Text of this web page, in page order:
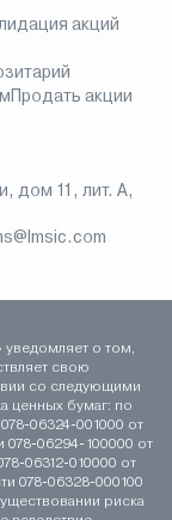
акций
Продать акции
дом 11, лит. А,
о том,
свою
со следующими
ценных бумаг: по
06324-001000 от
078-06294-100000 от
06312-010000 от
078-06328-000100
риска